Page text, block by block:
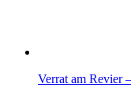
Verrat am Revier